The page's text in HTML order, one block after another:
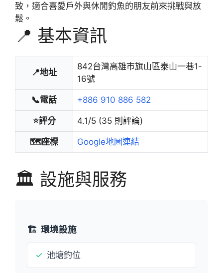
致，適合喜愛戶外與休閒釣魚的朋友前來挑戰與放
鬆。
📍 基本資訊
📍地址
842台灣高雄市旗山區泰山一巷1-
16號
📞電話 +886 910 886 582
⭐評分 4.1/5 (35 則評論)
🗺️座標 Google地圖連結
🏛️ 設施與服務
🏗️ 環境設施
✓ 池塘釣位